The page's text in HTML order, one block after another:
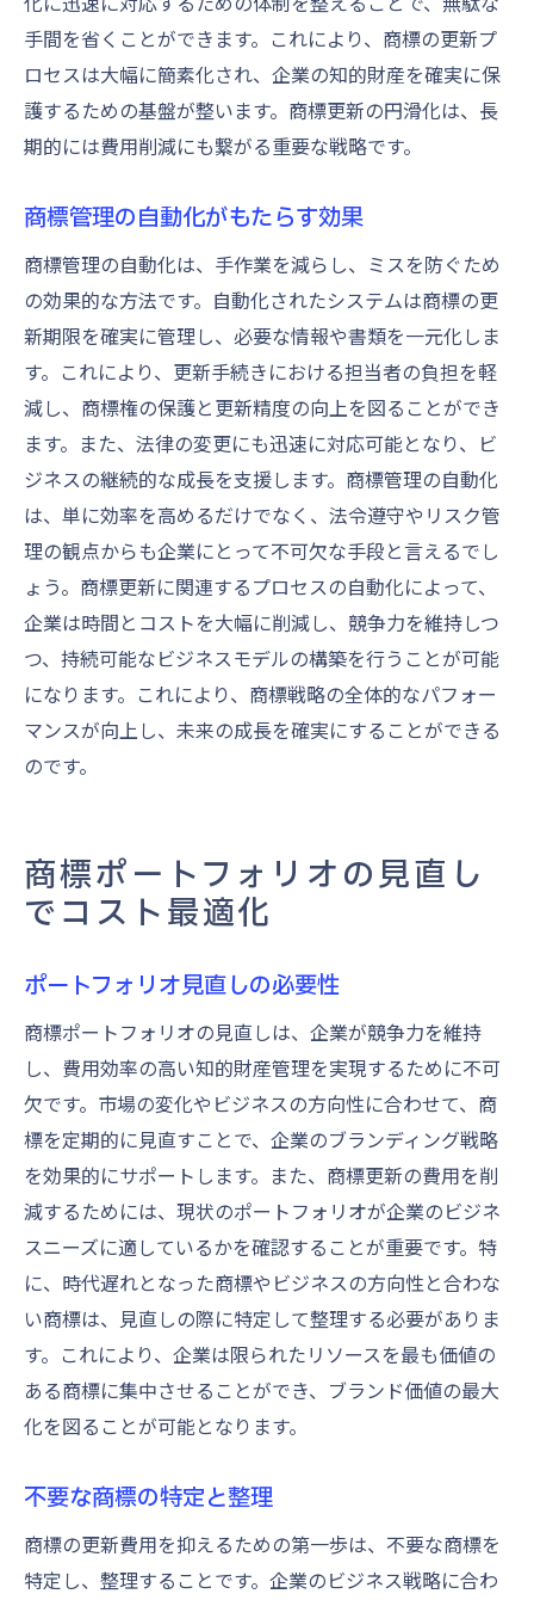
手間を省くことができます。これにより、商標の更新プ
ロセスは大幅に簡素化され、企業の知的財産を確実に保
護するための基盤が整います。商標更新の円滑化は、長
期的には費用削減にも繋がる重要な戦略です。
商標管理の自動化がもたらす効果
商標管理の自動化は、手作業を減らし、ミスを防ぐため
の効果的な方法です。自動化されたシステムは商標の更
新期限を確実に管理し、必要な情報や書類を一元化しま
す。これにより、更新手続きにおける担当者の負担を軽
減し、商標権の保護と更新精度の向上を図ることができ
ます。また、法律の変更にも迅速に対応可能となり、ビ
ジネスの継続的な成長を支援します。商標管理の自動化
は、単に効率を高めるだけでなく、法令遵守やリスク管
理の観点からも企業にとって不可欠な手段と言えるでし
ょう。商標更新に関連するプロセスの自動化によって、
企業は時間とコストを大幅に削減し、競争力を維持しつ
つ、持続可能なビジネスモデルの構築を行うことが可能
になります。これにより、商標戦略の全体的なパフォー
マンスが向上し、未来の成長を確実にすることができる
のです。
商標ポートフォリオの見直し
でコスト最適化
ポートフォリオ見直しの必要性
商標ポートフォリオの見直しは、企業が競争力を維持
し、費用効率の高い知的財産管理を実現するために不可
欠です。市場の変化やビジネスの方向性に合わせて、商
標を定期的に見直すことで、企業のブランディング戦略
を効果的にサポートします。また、商標更新の費用を削
減するためには、現状のポートフォリオが企業のビジネ
スニーズに適しているかを確認することが重要です。特
に、時代遅れとなった商標やビジネスの方向性と合わな
い商標は、見直しの際に特定して整理する必要がありま
す。これにより、企業は限られたリソースを最も価値の
ある商標に集中させることができ、ブランド価値の最大
化を図ることが可能となります。
不要な商標の特定と整理
商標の更新費用を抑えるための第一歩は、不要な商標を
特定し、整理することです。企業のビジネス戦略に合わ